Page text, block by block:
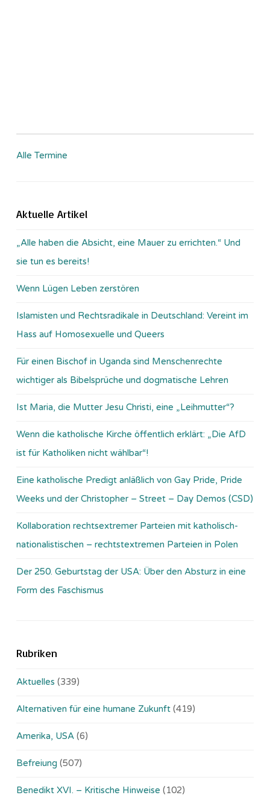
Alle Termine
Aktuelle Artikel
„Alle haben die Absicht, eine Mauer zu errichten.“ Und
sie tun es bereits!
Wenn Lügen Leben zerstören
Islamisten und Rechtsradikale in Deutschland: Vereint im
Hass auf Homosexuelle und Queers
Für einen Bischof in Uganda sind Menschenrechte
wichtiger als Bibelsprüche und dogmatische Lehren
Ist Maria, die Mutter Jesu Christi, eine „Leihmutter“?
Wenn die katholische Kirche öffentlich erklärt: „Die AfD
ist für Katholiken nicht wählbar“!
Eine katholische Predigt anläßlich von Gay Pride, Pride
Weeks und der Christopher – Street – Day Demos (CSD)
Kollaboration rechtsextremer Parteien mit katholisch-
nationalistischen – rechtstextremen Parteien in Polen
Der 250. Geburtstag der USA: Über den Absturz in eine
Form des Faschismus
Rubriken
Aktuelles (339)
Alternativen für eine humane Zukunft (419)
Amerika, USA (6)
Befreiung (507)
Benedikt XVI. – Kritische Hinweise (102)